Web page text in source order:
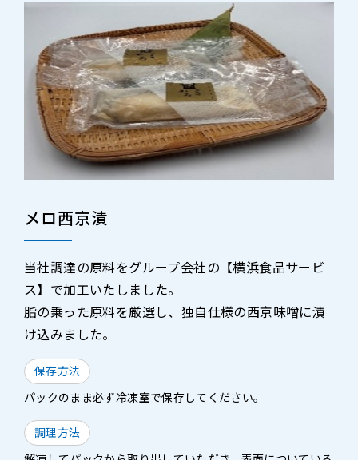
メロ西京漬
当社調達の原料をグループ会社の【横浜食品サービ
ス】で加工いたしました。
脂の乗った原料を厳選し、独自仕様の西京味噌に漬
け込みました。
保存方法
パックのまま必ず冷凍室で保存してください。
調理方法